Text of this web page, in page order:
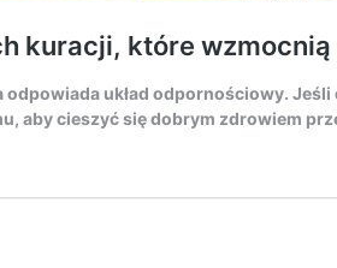
kuracji, które
odpowiada układ odpornościowy.
aby cieszyć się dobrym zdrowiem